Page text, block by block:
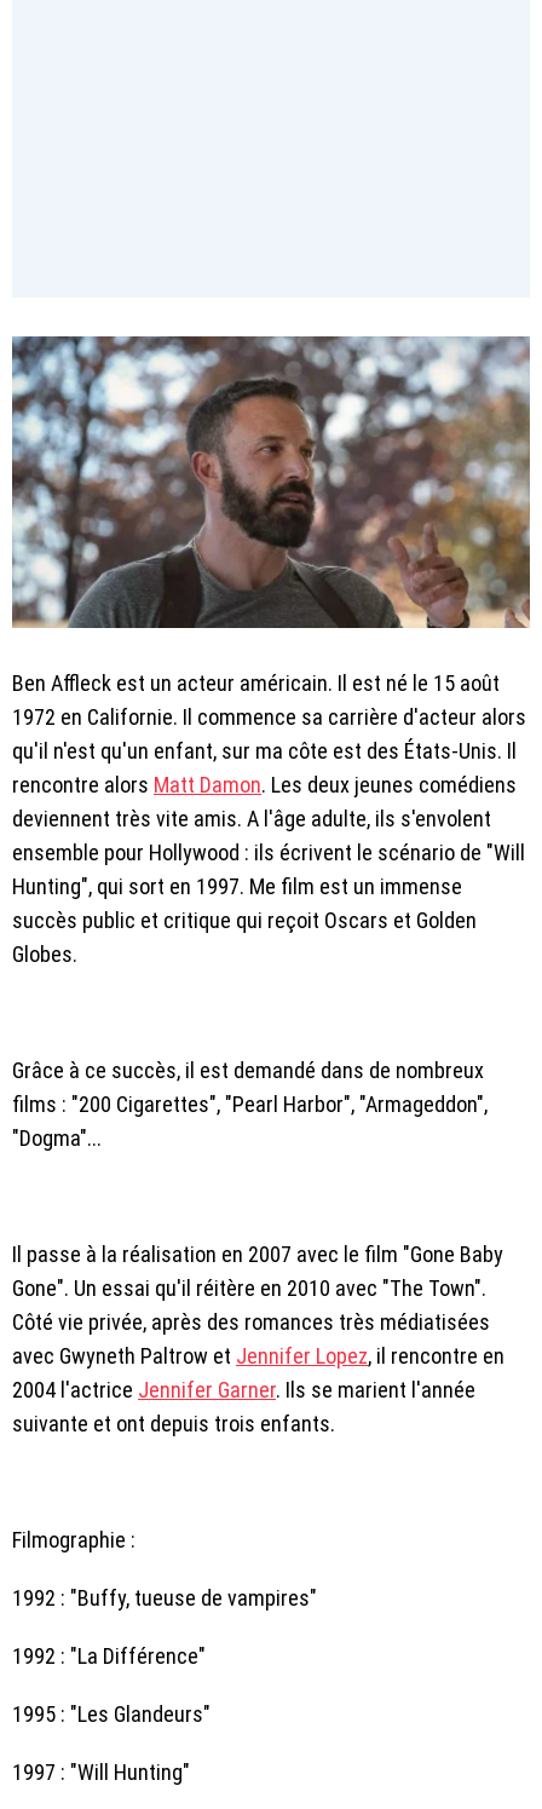
Ben Affleck est un acteur américain. Il est né le 15 août
1972 en Californie. Il commence sa carrière d'acteur alors
qu'il n'est qu'un enfant, sur ma côte est des États-Unis. Il
rencontre alors Matt Damon. Les deux jeunes comédiens
deviennent très vite amis. A l'âge adulte, ils s'envolent
ensemble pour Hollywood : ils écrivent le scénario de "Will
Hunting", qui sort en 1997. Me film est un immense
succès public et critique qui reçoit Oscars et Golden
Globes.
Grâce à ce succès, il est demandé dans de nombreux
films : "200 Cigarettes", "Pearl Harbor", "Armageddon",
"Dogma"...
Il passe à la réalisation en 2007 avec le film "Gone Baby
Gone". Un essai qu'il réitère en 2010 avec "The Town".
Côté vie privée, après des romances très médiatisées
avec Gwyneth Paltrow et Jennifer Lopez, il rencontre en
2004 l'actrice Jennifer Garner. Ils se marient l'année
suivante et ont depuis trois enfants.
Filmographie :
1992 : "Buffy, tueuse de vampires"
1992 : "La Différence"
1995 : "Les Glandeurs"
1997 : "Will Hunting"